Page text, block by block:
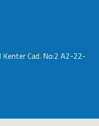
Kenter Cad. No:2 A2-22-